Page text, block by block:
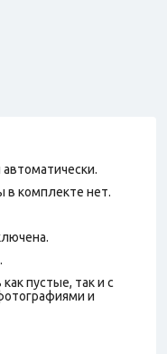
в комплекте нет.
пустые, так и с
и